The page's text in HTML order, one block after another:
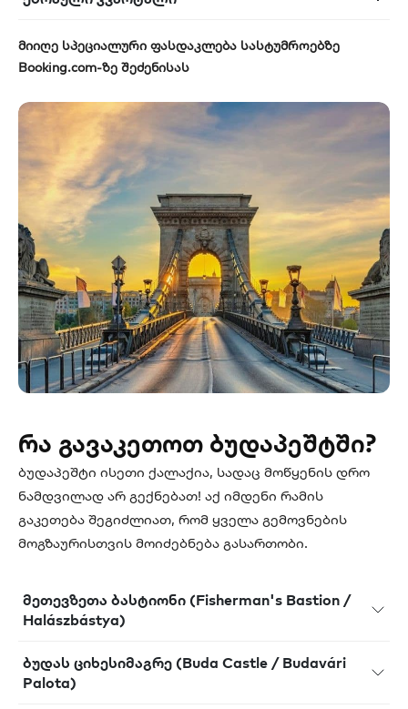
მიიღე სპეციალური ფასდაკლება სასტუმროებზე
Booking.com-ზე შეძენისას
რა გავაკეთოთ ბუდაპეშტში?
ბუდაპეშტი ისეთი ქალაქია, სადაც მოწყენის დრო
ნამდვილად არ გექნებათ! აქ იმდენი რამის
გაკეთება შეგიძლიათ, რომ ყველა გემოვნების
მოგზაურისთვის მოიძებნება გასართობი.
მეთევზეთა ბასტიონი (Fisherman's Bastion /
Halászbástya)
ბუდას ციხესიმაგრე (Buda Castle / Budavári
Palota)